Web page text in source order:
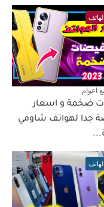
اعوام
ضخمة و اسعار
جدا لهواتف شاومي